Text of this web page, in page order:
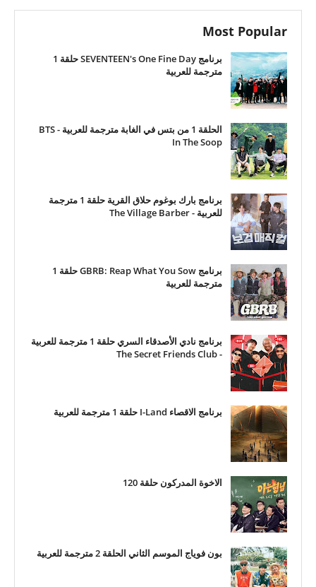
Most Popular
برنامج SEVENTEEN's One Fine Day حلقة 1
مترجمة للعربية
الحلقة 1 من بتس في الغابة مترجمة للعربية - BTS
In The Soop
برنامج بارك بوغوم حلاق القرية حلقة 1 مترجمة
للعربية - The Village Barber
برنامج GBRB: Reap What You Sow حلقة 1
مترجمة للعربية
برنامج نادي الأصدقاء السري حلقة 1 مترجمة للعربية
- The Secret Friends Club
برنامج الاقصاء I-Land حلقة 1 مترجمة للعربية
الاخوة المدركون حلقة 120
بون فوياج الموسم الثاني الحلقة 2 مترجمة للعربية